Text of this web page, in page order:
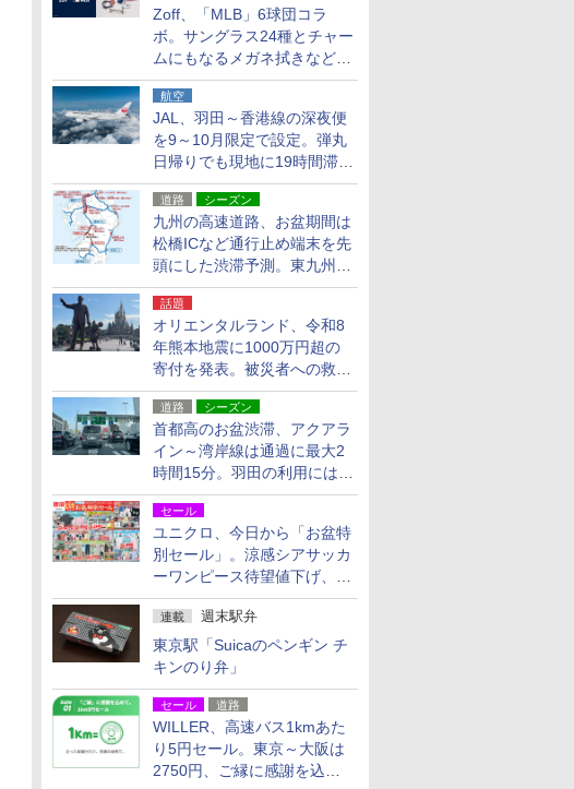
Zoff、「MLB」6球団コラ
ボ。サングラス24種とチャー
ムにもなるメガネ拭きなど雑
貨24種
航空
JAL、羽田～香港線の深夜便
を9～10月限定で設定。弾丸
日帰りでも現地に19時間滞在
できる
道路 シーズン
九州の高速道路、お盆期間は
松橋ICなど通行止め端末を先
頭にした渋滞予測。東九州道
への迂回は料金調整を実施
話題
オリエンタルランド、令和8
年熊本地震に1000万円超の
寄付を発表。被災者への救援
活動・復旧支援
道路 シーズン
首都高のお盆渋滞、アクアラ
イン～湾岸線は通過に最大2
時間15分。羽田の利用には
「空港西出口」の利用検討を
セール
ユニクロ、今日から「お盆特
別セール」。涼感シアサッカ
ーワンピース待望値下げ、撥
水ギアショーツは1990円に
連載 週末駅弁
東京駅「Suicaのペンギン チ
キンのり弁」
セール 道路
WILLER、高速バス1kmあた
り5円セール。東京～大阪は
2750円、ご縁に感謝を込め